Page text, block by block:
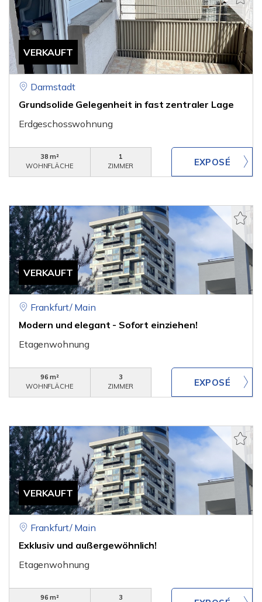
VERKAUFT
Darmstadt
Grundsolide Gelegenheit in fast zentraler Lage
Erdgeschosswohnung
38 m²
WOHNFLÄCHE
1
ZIMMER
VERKAUFT
Frankfurt/ Main
Modern und elegant - Sofort einziehen!
Etagenwohnung
96 m²
WOHNFLÄCHE
3
ZIMMER
VERKAUFT
Frankfurt/ Main
Exklusiv und außergewöhnlich!
Etagenwohnung
96 m²
3